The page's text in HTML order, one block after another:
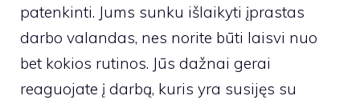
patenkinti. Jums sunku išlaikyti įprastas
darbo valandas, nes norite būti laisvi nuo
bet kokios rutinos. Jūs dažnai gerai
reaguojate į darbą, kuris yra susijęs su